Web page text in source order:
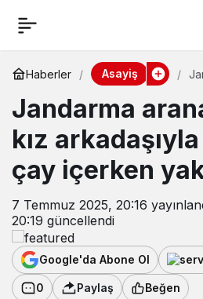
Haberler Asayiş
Jandarma
kız
çay içerken
7 Temmuz 2025, 20:16
20:19 güncellendi
Google'da Abone Ol
0 Paylaş Beğen